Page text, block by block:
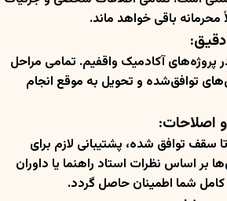
باقی خواهد ماند.
پروژه‌های آکادمیک واقفیم. تمامی مراحل
توافق‌شده و تحویل به موقع انجام
سقف توافق شده، پشتیبانی لازم برای
بر اساس نظرات استاد راهنما یا داوران
کامل شما اطمینان حاصل گردد.